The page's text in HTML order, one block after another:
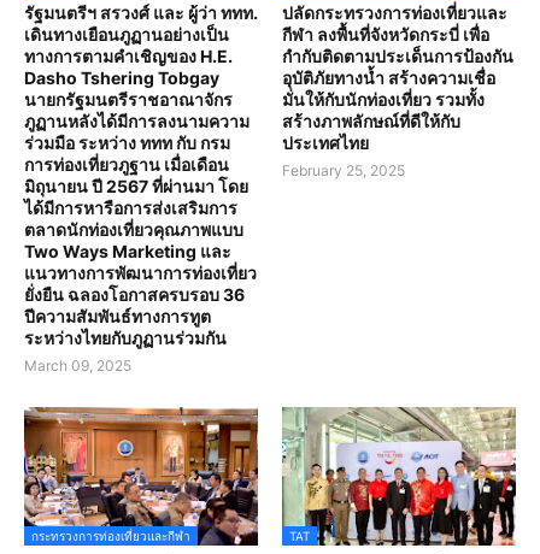
รัฐมนตรีฯ สรวงศ์ และ ผู้ว่า ททท.
เดินทางเยือนภูฏานอย่างเป็น
ทางการตามคำเชิญของ H.E.
Dasho Tshering Tobgay
นายกรัฐมนตรีราชอาณาจักร
ภูฏานหลังได้มีการลงนามความ
ร่วมมือ ระหว่าง ททท กับ กรม
การท่องเที่ยวภูฐาน เมื่อเดือน
มิถุนายน ปี 2567 ที่ผ่านมา โดย
ได้มีการหารือการส่งเสริมการ
ตลาดนักท่องเที่ยวคุณภาพแบบ
Two Ways Marketing และ
แนวทางการพัฒนาการท่องเที่ยว
ยั่งยืน ฉลองโอกาสครบรอบ 36
ปีความสัมพันธ์ทางการทูต
ระหว่างไทยกับภูฏานร่วมกัน
March 09, 2025
ปลัดกระทรวงการท่องเที่ยวและ
กีฬา ลงพื้นที่จังหวัดกระบี่ เพื่อ
กำกับติดตามประเด็นการป้องกัน
อุบัติภัยทางน้ำ สร้างความเชื่อ
มั่นให้กับนักท่องเที่ยว รวมทั้ง
สร้างภาพลักษณ์ที่ดีให้กับ
ประเทศไทย
February 25, 2025
กระทรวงการท่องเที่ยวและกีฬา TAT